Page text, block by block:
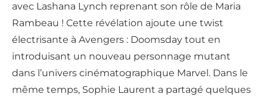
avec Lashana Lynch reprenant son rôle de Maria
Rambeau ! Cette révélation ajoute une twist
électrisante à Avengers : Doomsday tout en
introduisant un nouveau personnage mutant
dans l’univers cinématographique Marvel. Dans le
même temps, Sophie Laurent a partagé quelques